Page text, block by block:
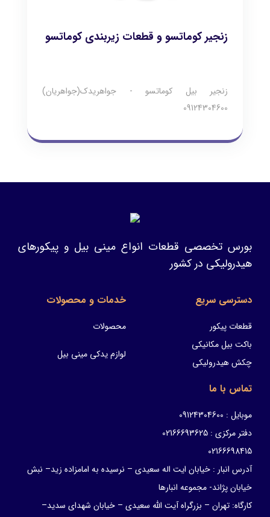
زنجیر کوماتسو و قطعات زیربندی کوماتسو
زنجیر بیل کوماتسو - جواهریدک(جواهریان)
09124304600
بورس تخصصی قطعات انواع مینی بیل و پیکورهای
هیدرولیکی در کشور
دسترسی سریع
قطعات پیکور
باکت بیل مکانیکی
چکش هیدرولیکی
خدمات و محصولات
محصولات
لوازم یدکی مینی بیل
تماس با ما
موبایل : 09124304600
دفتر مرکزی : 02166693625
02166698415
آدرس انبار : خیابان ایت اله سعیدی – نرسیده به امامزاده زید– نبش
خیابان پژاند- مجموعه انبارها
کارگاه: تهران – بزرگراه آیت الله سعیدی – خیابان شهدای سدید–